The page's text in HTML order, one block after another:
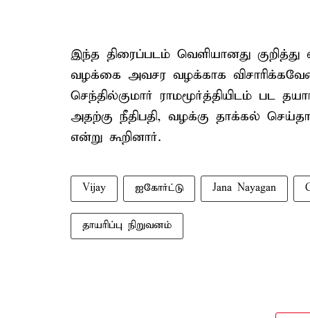
இந்த திரைப்படம் வெளியானது
வழக்கை அவசர வழக்காக
செந்தில்குமார் ராமமூர்த்தியிடம் பட
அதற்கு நீதிபதி, வழக்கு தாக்கல்
என்று கூறினார்.
Vijay ஐகோர்ட்டு Jana Nayagan
தாயரிப்பு நிறுவனம்